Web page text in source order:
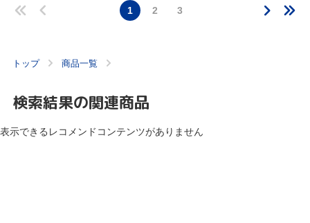
1 2 3
トップ 商品一覧
検索結果の関連商品
表示できるレコメンドコンテンツがありません